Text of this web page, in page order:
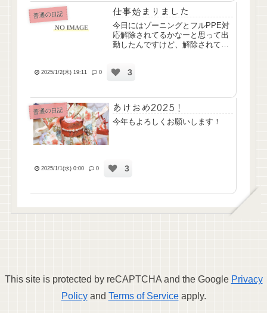
普通の日記 仕事始まりました
今日にはゾーニングとフルPPE対
応解除されてるかなーと思って出
勤したんですけど、解除されてま
家族間でまた揉め事があり大泣
2025/1/2(木) 19:11 0 3
普通の日記 あけおめ2025！
今年もよろしくお願いします！
2025/1/1(水) 0:00 0 3
This site is protected by reCAPTCHA and the Google Privacy
Policyand Terms of Serviceapply.